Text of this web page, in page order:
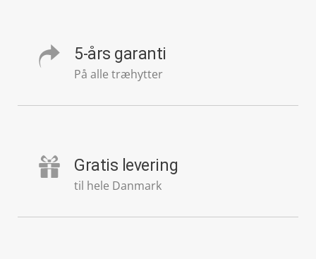
5-års garanti
På alle træhytter
Gratis levering
til hele Danmark